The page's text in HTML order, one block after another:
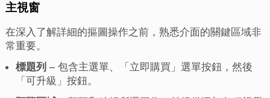
主視窗
在深入了解詳細的摳圖操作之前，熟悉介面的關鍵區域非
常重要。
標題列 – 包含主選單、「立即購買」選單按鈕，然後
「可升級」按鈕。